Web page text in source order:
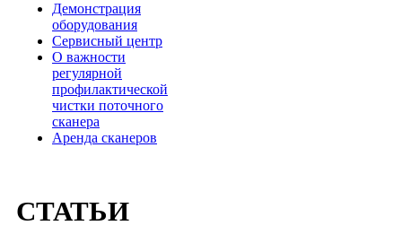
Демонстрация
оборудования
Сервисный центр
О важности
регулярной
профилактической
чистки поточного
сканера
Аренда сканеров
СТАТЬИ